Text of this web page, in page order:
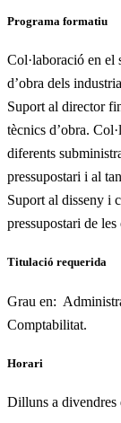
Programa formatiu
Col·laboració en el
d’obra dels
Suport al director
tècnics d’obra.
diferents
pressupostari i al
Suport al disseny i
pressupostari de les
Titulació requerida
Grau en:
Comptabilitat.
Horari
Dilluns a divendres